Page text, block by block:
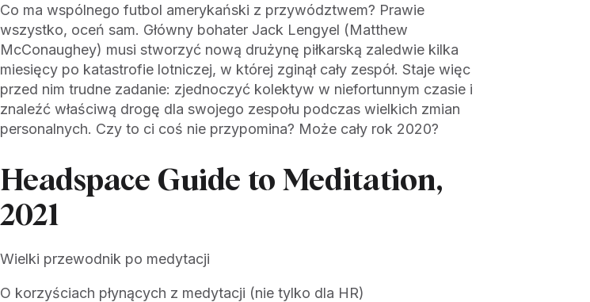
Co ma wspólnego futbol amerykański z przywództwem? Prawie
wszystko, oceń sam. Główny bohater Jack Lengyel (Matthew
McConaughey) musi stworzyć nową drużynę piłkarską zaledwie kilka
miesięcy po katastrofie lotniczej, w której zginął cały zespół. Staje więc
przed nim trudne zadanie: zjednoczyć kolektyw w niefortunnym czasie i
znaleźć właściwą drogę dla swojego zespołu podczas wielkich zmian
personalnych. Czy to ci coś nie przypomina? Może cały rok 2020?
Headspace Guide to Meditation,
2021
Wielki przewodnik po medytacji
O korzyściach płynących z medytacji (nie tylko dla HR)